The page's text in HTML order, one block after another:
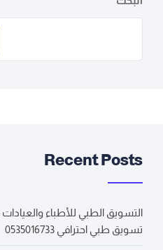
Recent Posts
التسويق الطبي للأطباء
تسويق طبي احترافي 0535016733